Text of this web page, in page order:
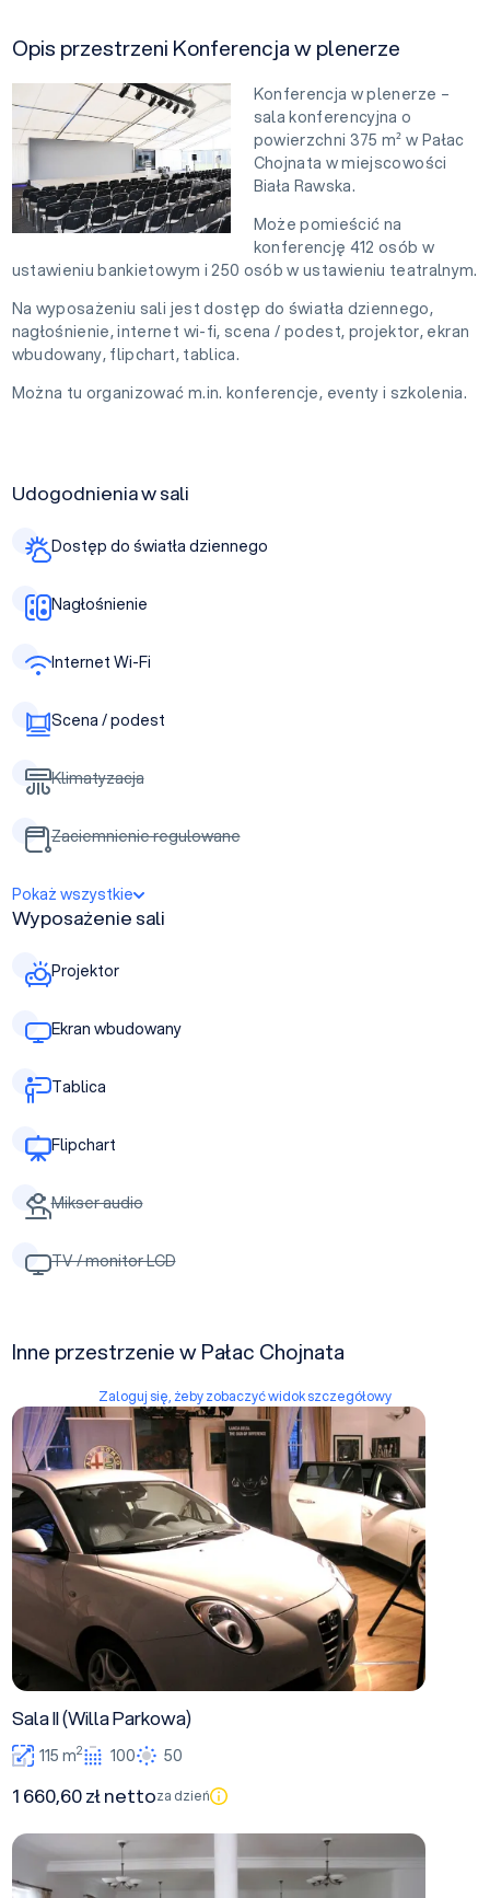
Opis przestrzeni Konferencja w plenerze
Konferencja w plenerze –
sala konferencyjna o
powierzchni 375 m² w Pałac
Chojnata w miejscowości
Biała Rawska.
Może pomieścić na
konferencję 412 osób w
ustawieniu bankietowym i 250 osób w ustawieniu teatralnym.
Na wyposażeniu sali jest dostęp do światła dziennego,
nagłośnienie, internet wi-fi, scena / podest, projektor, ekran
wbudowany, flipchart, tablica.
Można tu organizować m.in. konferencje, eventy i szkolenia.
Udogodnienia w sali
Dostęp do światła dziennego
Nagłośnienie
Internet Wi-Fi
Scena / podest
Klimatyzacja
Zaciemnienie regulowane
Pokaż wszystkie
Wyposażenie sali
Projektor
Ekran wbudowany
Tablica
Flipchart
Mikser audio
TV / monitor LCD
Inne przestrzenie w Pałac Chojnata
Zaloguj się, żeby zobaczyć widok szczegółowy
Sala II (Willa Parkowa)
Sala II (Willa Parkowa)
115 m2 100 50
1 660,60 zł nettoza dzień
Sala I (Willa Parkowa)